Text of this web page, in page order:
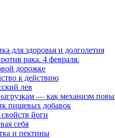
для здоровья и долголетия
рака. 4 февраля.
дорожке
к действию
лев
— как механизм
пищевых добавок
йоги
себя
и пектины